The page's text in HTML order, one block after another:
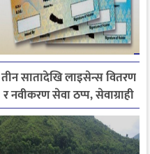
तीन सातादेखि लाइसेन्स वितरण
र नवीकरण सेवा ठप्प, सेवाग्राही
सास्तीमा